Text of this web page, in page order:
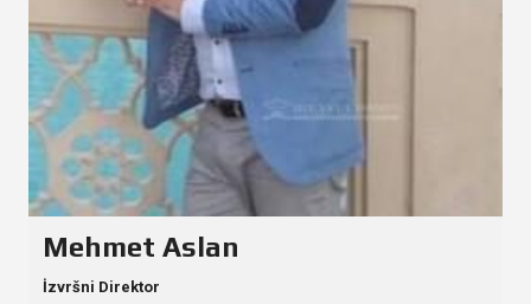
Mehmet Aslan
İzvršni Direktor